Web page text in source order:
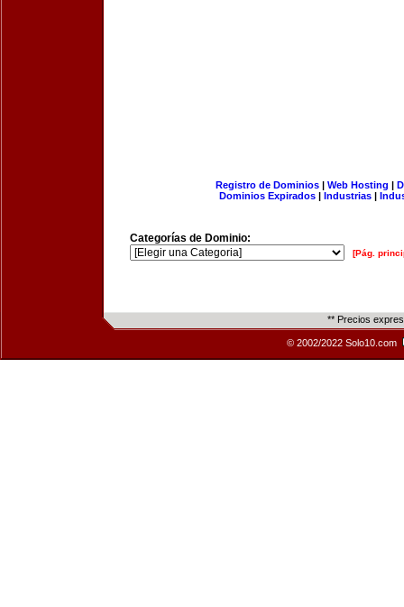
Registro de Dominios| Web Hosting |
Dominios Expirados | Industrias |
Categorías de Dominio:
[Pág.
** Precios
© 2002/2022 Solo10.com